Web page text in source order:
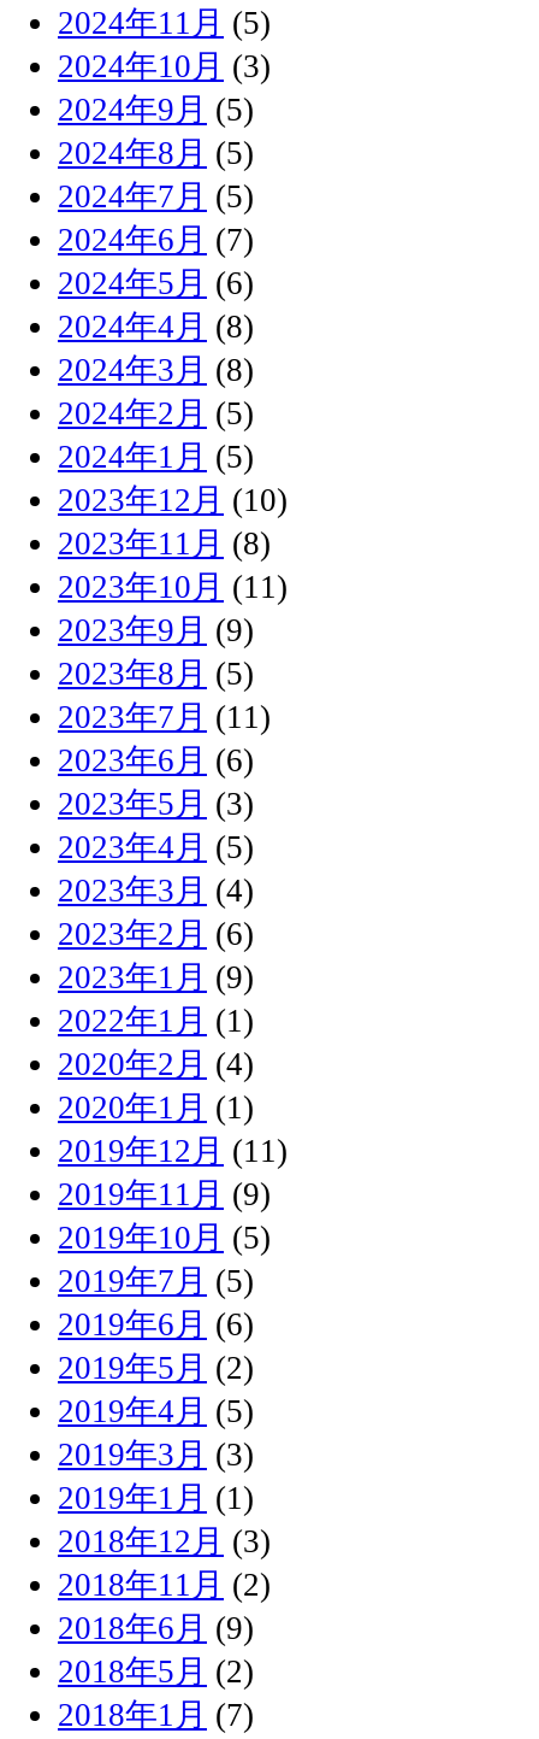
2024年11月 (5)
2024年10月 (3)
2024年9月 (5)
2024年8月 (5)
2024年7月 (5)
2024年6月 (7)
2024年5月 (6)
2024年4月 (8)
2024年3月 (8)
2024年2月 (5)
2024年1月 (5)
2023年12月 (10)
2023年11月 (8)
2023年10月 (11)
2023年9月 (9)
2023年8月 (5)
2023年7月 (11)
2023年6月 (6)
2023年5月 (3)
2023年4月 (5)
2023年3月 (4)
2023年2月 (6)
2023年1月 (9)
2022年1月 (1)
2020年2月 (4)
2020年1月 (1)
2019年12月 (11)
2019年11月 (9)
2019年10月 (5)
2019年7月 (5)
2019年6月 (6)
2019年5月 (2)
2019年4月 (5)
2019年3月 (3)
2019年1月 (1)
2018年12月 (3)
2018年11月 (2)
2018年6月 (9)
2018年5月 (2)
2018年1月 (7)